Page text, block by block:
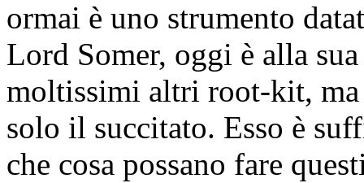
ormai è uno strumento
Lord Somer, oggi è alla
moltissimi altri root-kit,
solo il succitato. Esso è
che cosa possano fare